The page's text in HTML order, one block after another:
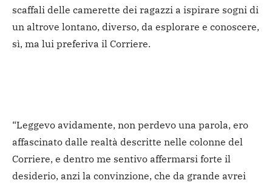
scaffali delle camerette dei ragazzi a ispirare sogni di
un altrove lontano, diverso, da esplorare e conoscere,
sì, ma lui preferiva il Corriere.
“Leggevo avidamente, non perdevo una parola, ero
affascinato dalle realtà descritte nelle colonne del
Corriere, e dentro me sentivo affermarsi forte il
desiderio, anzi la convinzione, che da grande avrei